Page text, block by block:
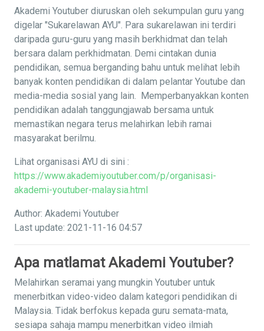
Akademi Youtuber diuruskan oleh sekumpulan guru yang
digelar "Sukarelawan AYU". Para sukarelawan ini terdiri
daripada guru-guru yang masih berkhidmat dan telah
bersara dalam perkhidmatan. Demi cintakan dunia
pendidikan, semua berganding bahu untuk melihat lebih
banyak konten pendidikan di dalam pelantar Youtube dan
media-media sosial yang lain. Memperbanyakkan konten
pendidikan adalah tanggungjawab bersama untuk
memastikan negara terus melahirkan lebih ramai
masyarakat berilmu.
Lihat organisasi AYU di sini :
https://www.akademiyoutuber.com/p/organisasi-
akademi-youtuber-malaysia.html
Author: Akademi Youtuber
Last update: 2021-11-16 04:57
Apa matlamat Akademi Youtuber?
Melahirkan seramai yang mungkin Youtuber untuk
menerbitkan video-video dalam kategori pendidikan di
Malaysia. Tidak berfokus kepada guru semata-mata,
sesiapa sahaja mampu menerbitkan video ilmiah